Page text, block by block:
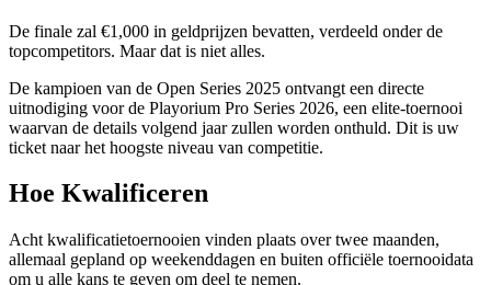
De finale zal €1,000 in geldprijzen bevatten, verdeeld onder de
topcompetitors. Maar dat is niet alles.
De kampioen van de Open Series 2025 ontvangt een directe
uitnodiging voor de Playorium Pro Series 2026, een elite-toernooi
waarvan de details volgend jaar zullen worden onthuld. Dit is uw
ticket naar het hoogste niveau van competitie.
Hoe Kwalificeren
Acht kwalificatietoernooien vinden plaats over twee maanden,
allemaal gepland op weekenddagen en buiten officiële toernooidata
om u alle kans te geven om deel te nemen.